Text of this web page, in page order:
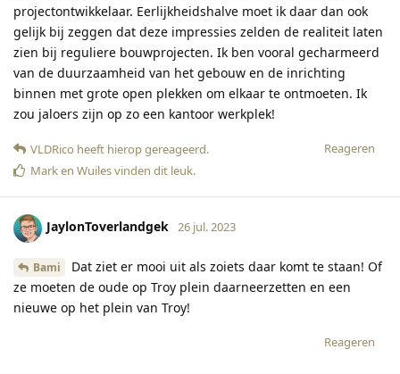
projectontwikkelaar. Eerlijkheidshalve moet ik daar dan ook
gelijk bij zeggen dat deze impressies zelden de realiteit laten
zien bij reguliere bouwprojecten. Ik ben vooral gecharmeerd
van de duurzaamheid van het gebouw en de inrichting
binnen met grote open plekken om elkaar te ontmoeten. Ik
zou jaloers zijn op zo een kantoor werkplek!
Reageren
VLDRico heeft hierop gereageerd.
Marken Wuilesvinden dit leuk.
JaylonToverlandgek 26 jul. 2023
Bami
Dat ziet er mooi uit als zoiets daar komt te staan! Of
ze moeten de oude op Troy plein daarneerzetten en een
nieuwe op het plein van Troy!
Reageren